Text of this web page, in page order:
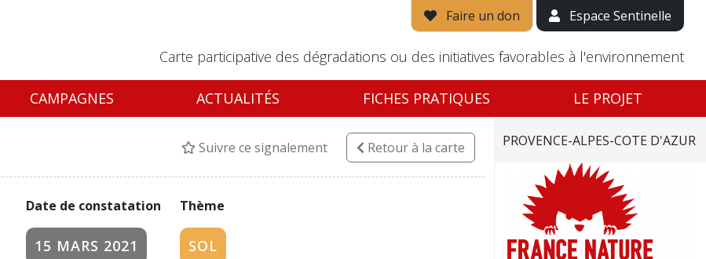
Faire un don Espace Sentinelle
Carte participative des dégradations ou des initiatives favorables à l'environnement
CAMPAGNES ACTUALITÉS FICHES PRATIQUES LE PROJET
Suivre ce signalement Retourà la carte
Date de constatation
15 MARS 2021
Thème
SOL
PROVENCE-ALPES-COTE D'AZUR